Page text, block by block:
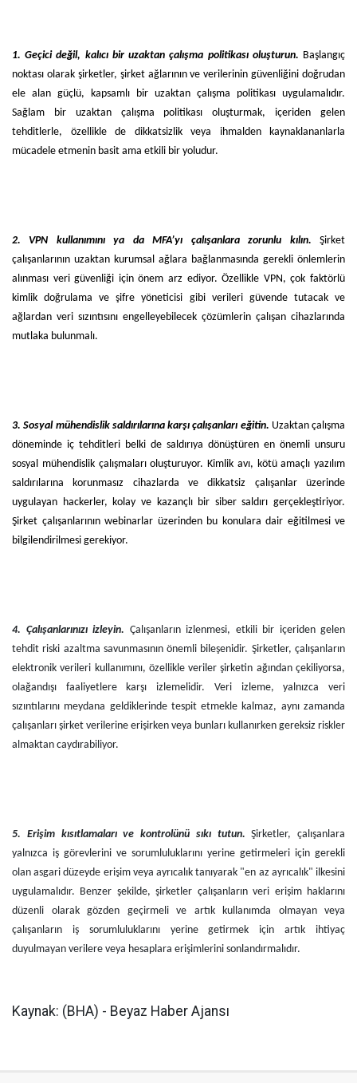
1. Geçici değil, kalıcı bir uzaktan çalışma politikası oluşturun. Başlangıç
noktası olarak şirketler, şirket ağlarının ve verilerinin güvenliğini doğrudan
ele alan güçlü, kapsamlı bir uzaktan çalışma politikası uygulamalıdır.
Sağlam bir uzaktan çalışma politikası oluşturmak, içeriden gelen
tehditlerle, özellikle de dikkatsizlik veya ihmalden kaynaklananlarla
mücadele etmenin basit ama etkili bir yoludur.
2. VPN kullanımını ya da MFA’yı çalışanlara zorunlu kılın.
Şirket
çalışanlarının uzaktan kurumsal ağlara bağlanmasında gerekli önlemlerin
alınması veri güvenliği için önem arz ediyor. Özellikle VPN, çok faktörlü
kimlik doğrulama ve şifre yöneticisi gibi verileri güvende tutacak ve
ağlardan veri sızıntısını engelleyebilecek çözümlerin çalışan cihazlarında
mutlaka bulunmalı.
3. Sosyal mühendislik saldırılarına karşı çalışanları eğitin. Uzaktan çalışma
döneminde iç tehditleri belki de saldırıya dönüştüren en önemli unsuru
sosyal mühendislik çalışmaları oluşturuyor. Kimlik avı, kötü amaçlı yazılım
saldırılarına korunmasız cihazlarda ve dikkatsiz çalışanlar üzerinde
uygulayan hackerler, kolay ve kazançlı bir siber saldırı gerçekleştiriyor.
Şirket çalışanlarının webinarlar üzerinden bu konulara dair eğitilmesi ve
bilgilendirilmesi gerekiyor.
4. Çalışanlarınızı izleyin. Çalışanların izlenmesi, etkili bir içeriden gelen
tehdit riski azaltma savunmasının önemli bileşenidir. Şirketler, çalışanların
elektronik verileri kullanımını, özellikle veriler şirketin ağından çekiliyorsa,
olağandışı faaliyetlere karşı izlemelidir. Veri izleme, yalnızca veri
sızıntılarını meydana geldiklerinde tespit etmekle kalmaz, aynı zamanda
çalışanları şirket verilerine erişirken veya bunları kullanırken gereksiz riskler
almaktan caydırabiliyor.
5. Erişim kısıtlamaları ve kontrolünü sıkı tutun. Şirketler, çalışanlara
yalnızca iş görevlerini ve sorumluluklarını yerine getirmeleri için gerekli
olan asgari düzeyde erişim veya ayrıcalık tanıyarak "en az ayrıcalık" ilkesini
uygulamalıdır. Benzer şekilde, şirketler çalışanların veri erişim haklarını
düzenli olarak gözden geçirmeli ve artık kullanımda olmayan veya
çalışanların iş sorumluluklarını yerine getirmek için artık ihtiyaç
duyulmayan verilere veya hesaplara erişimlerini sonlandırmalıdır.
Kaynak: (BHA) - Beyaz Haber Ajansı